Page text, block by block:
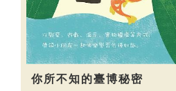
你所不知的臺博秘密